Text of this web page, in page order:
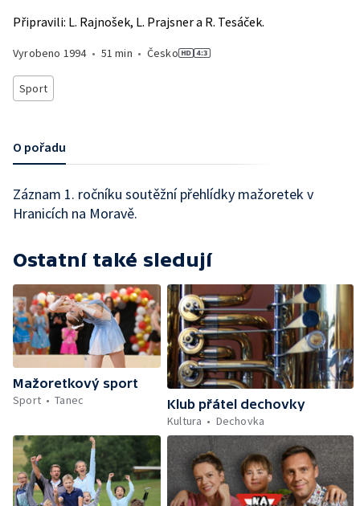
Připravili: L. Rajnošek, L. Prajsner a R. Tesáček.
Vyrobeno 1994• 51 min • Česko
Sport
O pořadu
Záznam 1. ročníku soutěžní přehlídky mažoretek v
Hranicích na Moravě.
Ostatní také sledují
Mažoretkový sport
Sport
Tanec
Klub přátel dechovky
Kultura
Dechovka